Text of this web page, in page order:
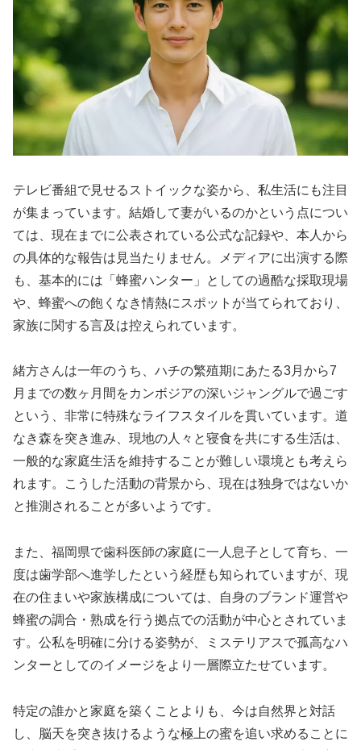
テレビ番組で見せるストイックな姿から、私生活にも注目
が集まっています。結婚して妻がいるのかという点につい
ては、現在までに公表されている公式な記録や、本人から
の具体的な報告は見当たりません。メディアに出演する際
も、基本的には「蜂蜜ハンター」としての過酷な採取現場
や、蜂蜜への飽くなき情熱にスポットが当てられており、
家族に関する言及は控えられています。
緒方さんは一年のうち、ハチの繁殖期にあたる3月から7
月までの数ヶ月間をカンボジアの深いジャングルで過ごす
という、非常に特殊なライフスタイルを貫いています。道
なき森を突き進み、現地の人々と寝食を共にする生活は、
一般的な家庭生活を維持することが難しい環境とも考えら
れます。こうした活動の背景から、現在は独身ではないか
と推測されることが多いようです。
また、福岡県で歯科医師の家庭に一人息子として育ち、一
度は歯学部へ進学したという経歴も知られていますが、現
在の住まいや家族構成については、自身のブランド運営や
蜂蜜の調合・熟成を行う拠点での活動が中心とされていま
す。公私を明確に分ける姿勢が、ミステリアスで孤高なハ
ンターとしてのイメージをより一層際立たせています。
特定の誰かと家庭を築くことよりも、今は自然界と対話
し、脳天を突き抜けるような極上の蜜を追い求めることに